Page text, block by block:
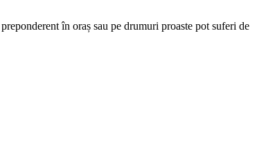
în oraș sau pe drumuri proaste pot suferi de